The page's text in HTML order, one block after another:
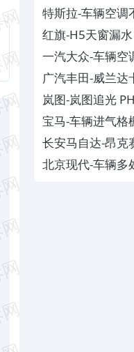
特斯拉-车辆空调
红旗-H5天窗漏水
一汽大众-车辆空
广汽丰田-威兰达
磁
岚图-岚图追光
置与功能
宝马-车辆进气格
长安马自达-昂克
锈
北京现代-车辆多